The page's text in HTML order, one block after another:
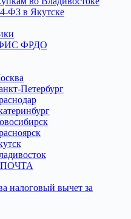
ФЗ в Якутске
ФИС ФРДО
Петербург
ПОЧТА
налоговый вычет за